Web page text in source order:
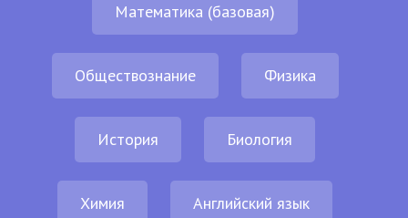
Математика (базовая)
Обществознание Физика
История Биология
Химия Английский язык